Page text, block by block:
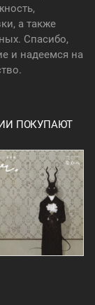
а также
Спасибо,
и надеемся на
ПОКУПАЮТ